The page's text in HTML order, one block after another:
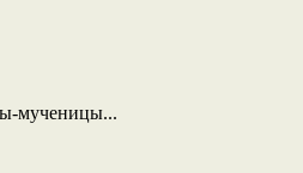
мученицы...